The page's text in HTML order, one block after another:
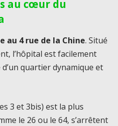
au cœur du
au 4 rue de la Chine. Situé
l’hôpital est facilement
quartier dynamique et
3 et 3bis) est la plus
le 26 ou le 64, s’arrêtent